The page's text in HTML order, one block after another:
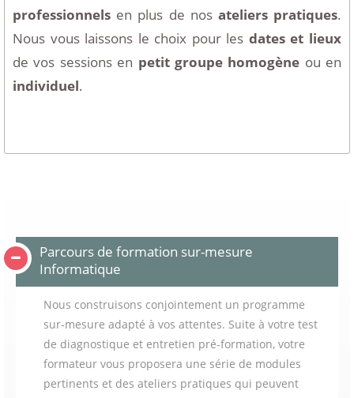
professionnels en plus de nos ateliers pratiques.
Nous vous laissons le choix pour les dates et lieux
de vos sessions en petit groupe homogène ou en
individuel.
Parcours de formation sur-mesure
Informatique
Nous construisons conjointement un programme
sur-mesure adapté à vos attentes. Suite à votre test
de diagnostique et entretien pré-formation, votre
formateur vous proposera une série de modules
pertinents et des ateliers pratiques qui peuvent